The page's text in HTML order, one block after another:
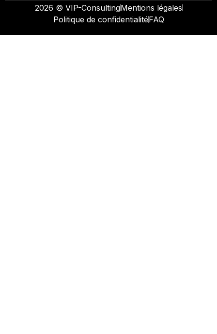
2026 © VIP-ConsultingMentions légales
Politique de confidentialitéFAQ